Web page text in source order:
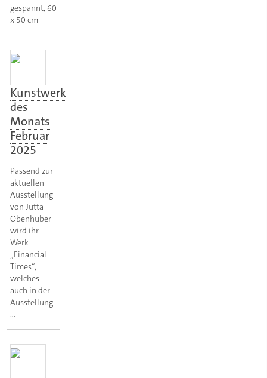
gespannt, 60
x 50 cm
Kunstwerk
des
Monats
Februar
2025
Passend zur
aktuellen
Ausstellung
von Jutta
Obenhuber
wird ihr
Werk
„Financial
Times“,
welches
auch in der
Ausstellung
…